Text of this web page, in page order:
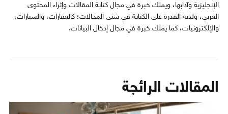
الإنجليزية وآدابها، ويملك خبرة في مجال كتابة المقالات وإثراء المحتوى
العربي، ولديه القدرة على الكتابة في شتى المجالات؛ كالعقارات، والسيارات،
والإلكترونيات، كما يملك خبرة في مجال إدخال البيانات.
المقالات الرائجة